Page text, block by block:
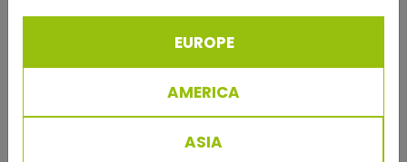
nell'industria elettrica ed elettronica, per raccordi
Resina poliestere
EUROPE
AMERICA
ASIA